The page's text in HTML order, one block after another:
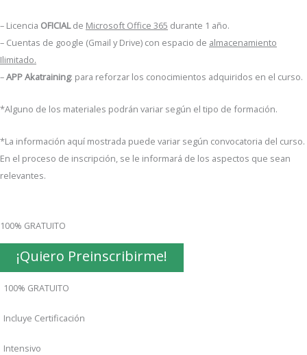
– Licencia OFICIALde Microsoft Office 365 durante 1 año.
– Cuentas de google (Gmail y Drive) con espacio de almacenamiento
Ilimitado.
–APP Akatraining: para reforzar los conocimientos adquiridos en el curso.
*Alguno de los materiales podrán variar según el tipo de formación.
*La información aquí mostrada puede variar según convocatoria del curso.
En el proceso de inscripción, se le informará de los aspectos que sean
relevantes.
100% GRATUITO
¡Quiero Preinscribirme!
100% GRATUITO
Incluye Certificación
Intensivo